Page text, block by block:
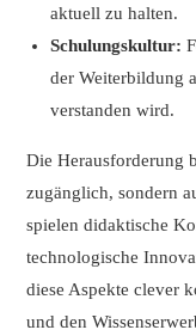
aktuell zu halten.
Schulungskultur:
der Weiterbildung
verstanden wird.
Die Herausforderung
zugänglich, sondern
spielen didaktische
technologische
diese Aspekte clever
und den